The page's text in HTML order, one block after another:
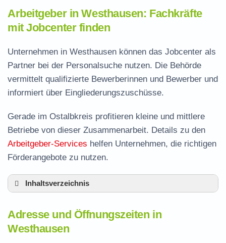
Arbeitgeber in Westhausen: Fachkräfte
mit Jobcenter finden
Unternehmen in Westhausen können das Jobcenter als
Partner bei der Personalsuche nutzen. Die Behörde
vermittelt qualifizierte Bewerberinnen und Bewerber und
informiert über Eingliederungszuschüsse.
Gerade im Ostalbkreis profitieren kleine und mittlere
Betriebe von dieser Zusammenarbeit. Details zu den
Arbeitgeber-Services helfen Unternehmen, die richtigen
Förderangebote zu nutzen.
Inhaltsverzeichnis
Leistungen der Arbeitsvermittlung in
Westhausen
Adresse und Öffnungszeiten in
Westhausen